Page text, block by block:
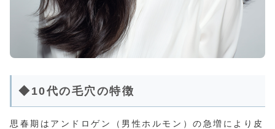
◆10代の毛穴の特徴
思春期はアンドロゲン（男性ホルモン）の急増により皮